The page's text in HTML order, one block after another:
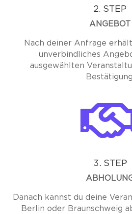
2. STEP
ANGEBOT
Nach deiner Anfrage
unverbindliches
ausgewählten
3. STEP
Danach kannst du deine
Berlin oder Braunschweig